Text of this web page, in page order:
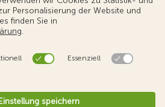
Club Schweiz
- rechtliche Informationen
Einstellungen